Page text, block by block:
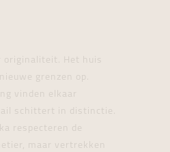
originaliteit. Het huis
grenzen op.
vinden elkaar
schittert in distinctie.
respecteren de
maar vertrekken